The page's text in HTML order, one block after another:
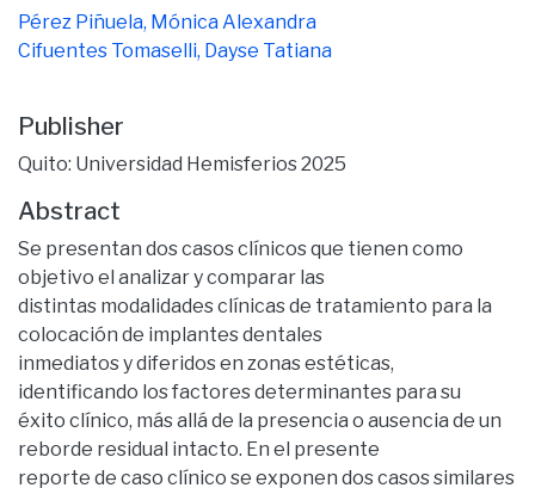
Pérez Piñuela, Mónica Alexandra
Cifuentes Tomaselli, Dayse Tatiana
Publisher
Quito: Universidad Hemisferios 2025
Abstract
Se presentan dos casos clínicos que tienen como
objetivo el analizar y comparar las
distintas modalidades clínicas de tratamiento para la
colocación de implantes dentales
inmediatos y diferidos en zonas estéticas,
identificando los factores determinantes para su
éxito clínico, más allá de la presencia o ausencia de un
reborde residual intacto. En el presente
reporte de caso clínico se exponen dos casos similares